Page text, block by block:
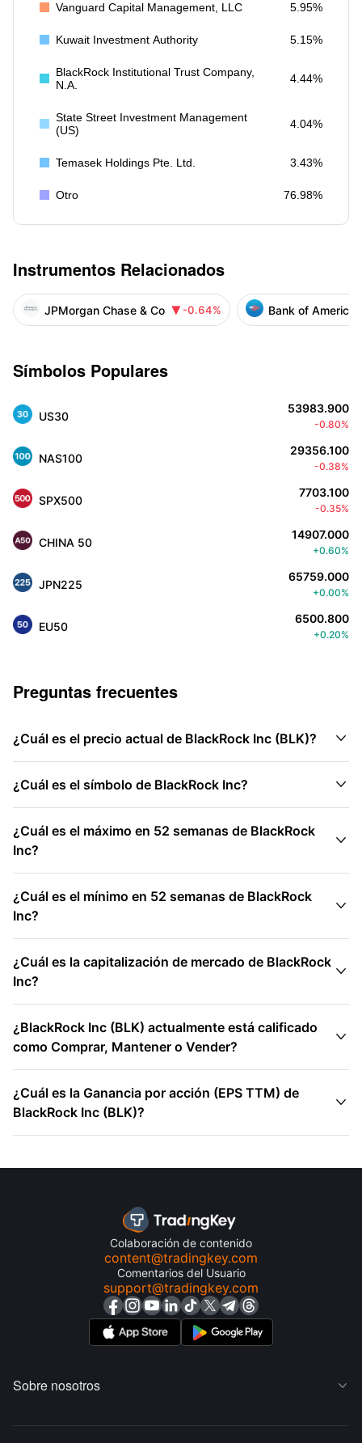
Vanguard Capital Management, LLC 5.95%
Kuwait Investment Authority 5.15%
BlackRock Institutional Trust Company,
N.A.
4.44%
State Street Investment Management
(US)
4.04%
Temasek Holdings Pte. Ltd. 3.43%
Otro 76.98%
Instrumentos Relacionados
JPMorgan Chase & Co  -0.64% Bank of America
Símbolos Populares
US30
53983.900
-0.80%
NAS100
29356.100
-0.38%
SPX500
7703.100
-0.35%
CHINA 50
14907.000
+0.60%
JPN225
65759.000
+0.00%
EU50
6500.800
+0.20%
Preguntas frecuentes
¿Cuál es el precio actual de BlackRock Inc (BLK)? 
¿Cuál es el símbolo de BlackRock Inc? 
¿Cuál es el máximo en 52 semanas de BlackRock
Inc?

¿Cuál es el mínimo en 52 semanas de BlackRock
Inc?

¿Cuál es la capitalización de mercado de BlackRock
Inc?

¿BlackRock Inc (BLK) actualmente está calificado
como Comprar, Mantener o Vender?

¿Cuál es la Ganancia por acción (EPS TTM) de
BlackRock Inc (BLK)?

Colaboración de contenido
content@tradingkey.com
Comentarios del Usuario
support@tradingkey.com
Sobre nosotros 